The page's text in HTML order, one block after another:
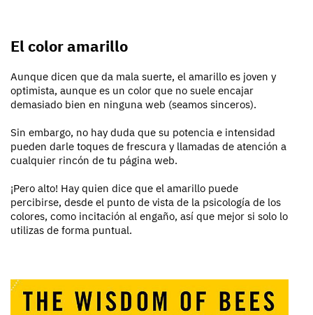
El color amarillo
Aunque dicen que da mala suerte, el amarillo es joven y
optimista, aunque es un color que no suele encajar
demasiado bien en ninguna web (seamos sinceros).
Sin embargo, no hay duda que su potencia e intensidad
pueden darle toques de frescura y llamadas de atención a
cualquier rincón de tu página web.
¡Pero alto! Hay quien dice que el amarillo puede
percibirse, desde el punto de vista de la psicología de los
colores, como incitación al engaño, así que mejor si solo lo
utilizas de forma puntual.